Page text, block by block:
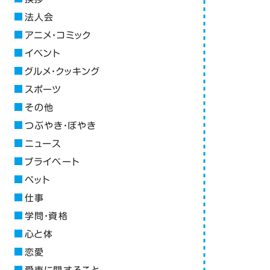
法人会
アニメ・コミック
イベント
グルメ・クッキング
スポーツ
その他
つぶやき・ぼやき
ニュース
プライベート
ペット
仕事
学問・資格
心と体
恋愛